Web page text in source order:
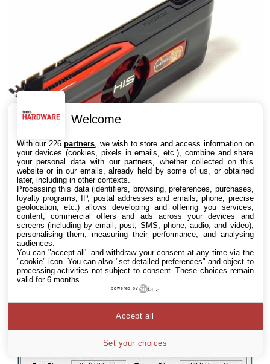
Welcome
With our 226partners , we wish to store and access information on
your devices (cookies, pixels in emails, etc.), combine and share
your personal data with our partners, whether collected on this
website or in our emails, already held by some of us, or obtained
later, including in other contexts.
Processing this data (identifiers, browsing, preferences, purchases,
loyalty programs, IP, postal addresses and emails, phone, precise
geolocation, etc.) allows developing and offering you services,
content, commercial offers and ads across your devices and
screens (including by email, post, SMS, phone, audio, and video),
personalising them, measuring their performance, and analysing
audiences.
You can "accept all" and withdraw your consent at any time via the
"cookie" icon. You can also "set detailed preferences" and object to
processing activities not subject to consent. These choices remain
valid for 6 months.
powered by
Set your choices
Accept all